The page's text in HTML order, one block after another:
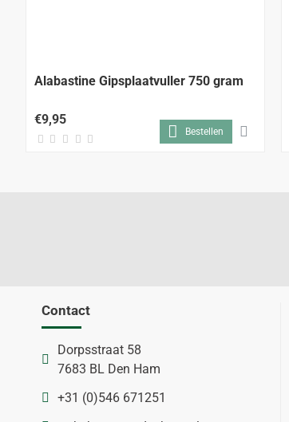
Alabastine Gipsplaatvuller 750 gram
€9,95
Bestellen
Contact
Dorpsstraat 58
7683 BL Den Ham
+31 (0)546 671251